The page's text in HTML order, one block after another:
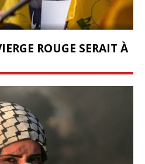
ROUGE SERAIT À